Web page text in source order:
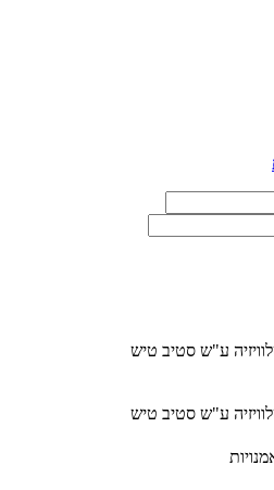
ע"ש סטיב טיש
ע"ש סטיב טיש